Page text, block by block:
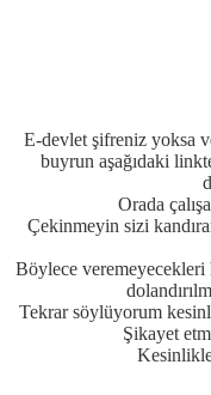
E-devlet şifreniz yoksa
buyrun aşağıdaki
Orada
Çekinmeyin sizi
Böylece veremeyecekleri
Tekrar söylüyorum
Şikayet